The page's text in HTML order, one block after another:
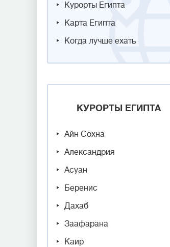
Курорты Египта
Карта Египта
Когда лучше ехать
КУРОРТЫ ЕГИПТА
Айн Сохна
Александрия
Асуан
Беренис
Дахаб
Заафарана
Каир